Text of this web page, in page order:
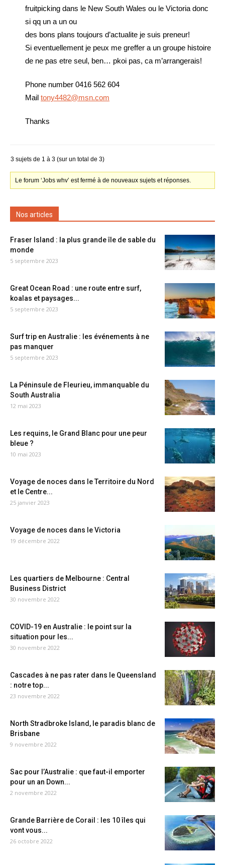
fruitpicking dans le New South Wales ou le Victoria donc
si qq un a un ou
des bons plans toujours d’actualite je suis preneur!
Si eventuellement je peux me greffer a un groupe histoire
de ne pas etre seul, ben… pkoi pas, ca m’arrangerais!
Phone number 0416 562 604
Mail tony4482@msn.com
Thanks
3 sujets de 1 à 3 (sur un total de 3)
Le forum ‘Jobs whv’ est fermé à de nouveaux sujets et réponses.
Nos articles
Fraser Island : la plus grande île de sable du
monde
5 septembre 2023
Great Ocean Road : une route entre surf,
koalas et paysages...
5 septembre 2023
Surf trip en Australie : les événements à ne
pas manquer
5 septembre 2023
La Péninsule de Fleurieu, immanquable du
South Australia
12 mai 2023
Les requins, le Grand Blanc pour une peur
bleue ?
10 mai 2023
Voyage de noces dans le Territoire du Nord
et le Centre...
25 janvier 2023
Voyage de noces dans le Victoria
19 décembre 2022
Les quartiers de Melbourne : Central
Business District
30 novembre 2022
COVID-19 en Australie : le point sur la
situation pour les...
30 novembre 2022
Cascades à ne pas rater dans le Queensland
: notre top...
23 novembre 2022
North Stradbroke Island, le paradis blanc de
Brisbane
9 novembre 2022
Sac pour l’Australie : que faut-il emporter
pour un an Down...
2 novembre 2022
Grande Barrière de Corail : les 10 îles qui
vont vous...
26 octobre 2022